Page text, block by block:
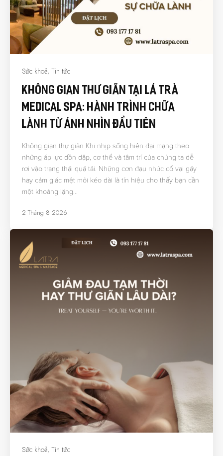
Sức khoẻ, Tin tức
Không Gian Thư Giãn Tại Lá Trà
Medical Spa: Hành Trình Chữa
Lành Từ Ánh Nhìn Đầu Tiên
Không gian thư giãn Khi nhịp sống hiện đại mang theo
những áp lực dồn dập, cơ thể và tâm trí của chúng ta dễ
rơi vào trạng thái quá tải. Những cơn đau nhức cổ vai gáy
hay cảm giác mệt mỏi kéo dài là tín hiệu cho thấy bạn cần
một khoảng lặng…
2 Tháng 8 2026
Sức khoẻ, Tin tức